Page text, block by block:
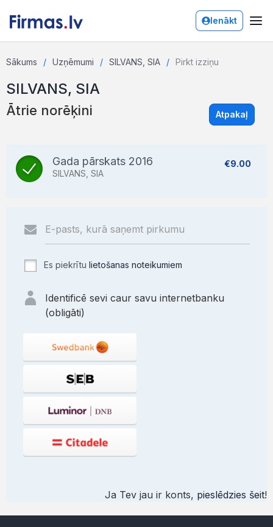
Ienākt
Sākums Uzņēmumi SILVANS, SIA Pirkt izziņu
SILVANS, SIA
Ātrie norēķini Atpakaļ
Gada pārskats 2016
SILVANS, SIA
€9.00
Es piekrītu lietošanas noteikumiem
Identificē sevi caur savu internetbanku
(obligāti)
Ja Tev jau ir konts, pieslēdzies šeit!